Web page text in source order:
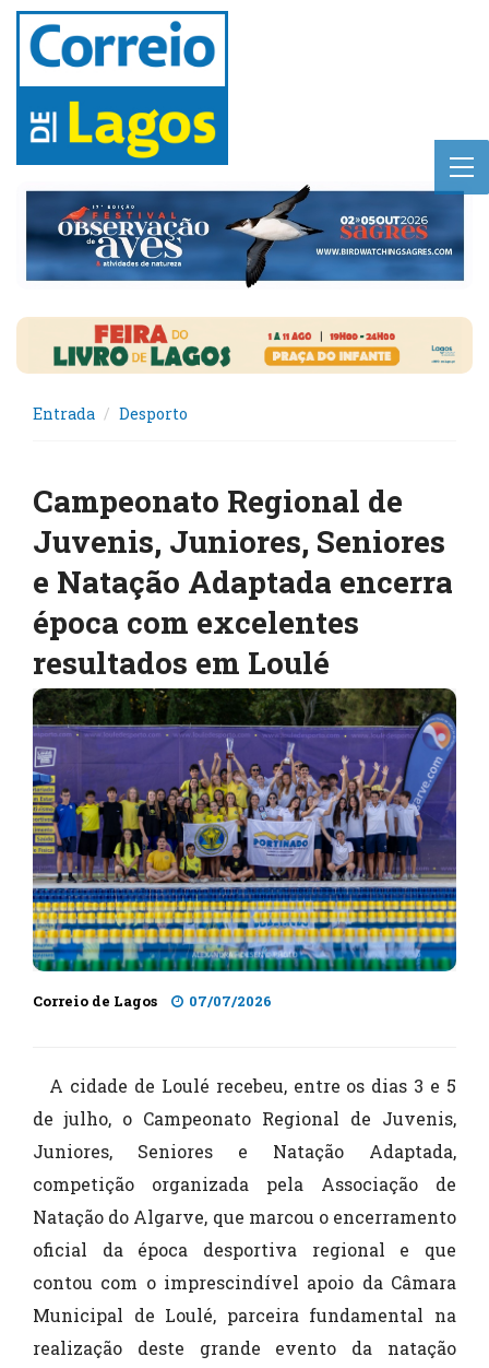
Entrada Desporto
Campeonato Regional de
Juvenis, Juniores, Seniores
e Natação Adaptada encerra
época com excelentes
resultados em Loulé
Correio de Lagos 07/07/2026
A cidade de Loulé recebeu, entre os dias 3 e 5
de julho, o Campeonato Regional de Juvenis,
Juniores, Seniores e Natação Adaptada,
competição organizada pela Associação de
Natação do Algarve, que marcou o encerramento
oficial da época desportiva regional e que
contou com o imprescindível apoio da Câmara
Municipal de Loulé, parceira fundamental na
realização deste grande evento da natação